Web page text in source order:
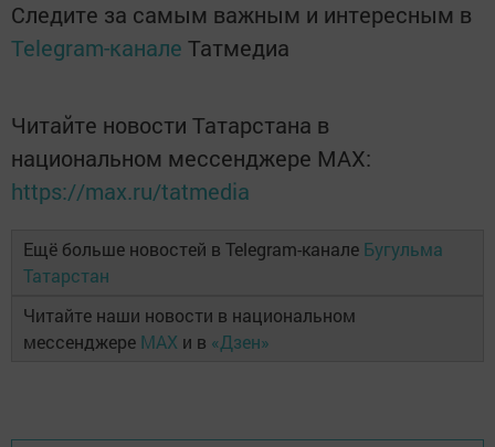
Следите за самым важным и интересным в
Telegram-канале Татмедиа
Читайте новости Татарстана в
национальном мессенджере MАХ:
https://max.ru/tatmedia
Ещё больше новостей в Telegram-канале Бугульма
Татарстан
Читайте наши новости в национальном
мессенджере MAX и в «Дзен»